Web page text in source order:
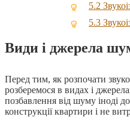
5.2
5.3
Види і джерела
Перед тим, як розпочати
розберемося в видах і
позбавлення від шуму іноді
конструкції квартири і не